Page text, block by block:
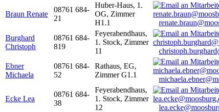
Braun Renate
08761 684-
21
Huber-Haus, 1.
OG, Zimmer
H1.1
Burghard
Christoph
08761 684-
819
Feyerabendhaus,
1. Stock, Zimmer
11
Ebner
Michaela
08761 684-
52
Rathaus, EG,
Zimmer G1.1
Ecke Lea
08761 684-
38
Feyerabendhaus,
1. Stock, Zimmer
12